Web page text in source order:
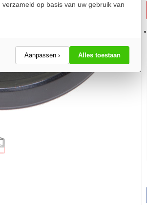
op basis van uw gebruik van
Aanpassen › Alles toestaan